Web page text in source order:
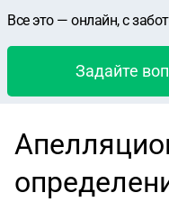
Все это — онлайн, с
Задайте